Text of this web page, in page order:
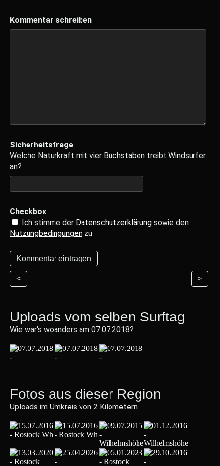
Kommentar schreiben
Sicherheitsfrage
Welche Naturkraft mit vier Buchstaben treibt Windsurfer
an?
Checkbox
Ich stimme der Datenschutzerklärung sowie den
Nutzungbedingungen zu
< >
Uploads vom selben Surftag
Wie war's woanders am 07.07.2018?
Fotos aus dieser Region
Uploads im Umkreis von 2 Kilometern